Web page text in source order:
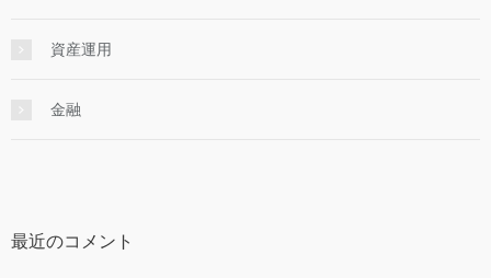
資産運用
金融
最近のコメント